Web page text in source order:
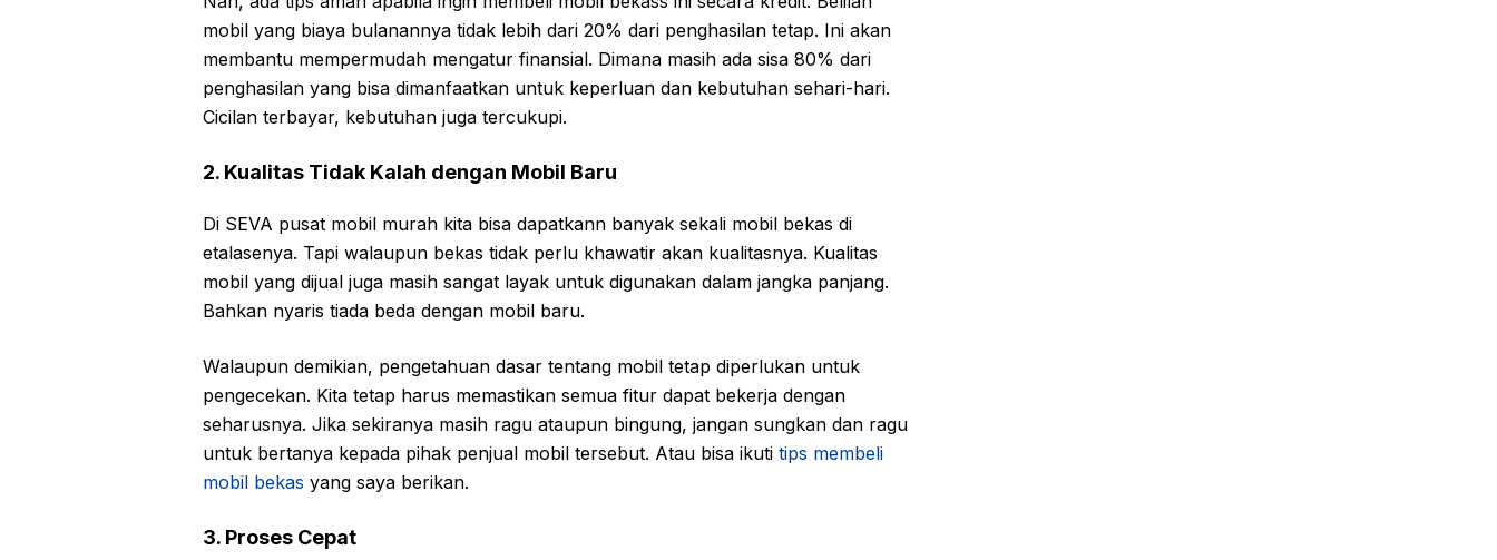
mobil yang biaya bulanannya tidak lebih dari 20% dari penghasilan tetap. Ini akan
membantu mempermudah mengatur finansial. Dimana masih ada sisa 80% dari
penghasilan yang bisa dimanfaatkan untuk keperluan dan kebutuhan sehari-hari.
Cicilan terbayar, kebutuhan juga tercukupi.
2. Kualitas Tidak Kalah dengan Mobil Baru
Di SEVA pusat mobil murah kita bisa dapatkann banyak sekali mobil bekas di
etalasenya. Tapi walaupun bekas tidak perlu khawatir akan kualitasnya. Kualitas
mobil yang dijual juga masih sangat layak untuk digunakan dalam jangka panjang.
Bahkan nyaris tiada beda dengan mobil baru.
Walaupun demikian, pengetahuan dasar tentang mobil tetap diperlukan untuk
pengecekan. Kita tetap harus memastikan semua fitur dapat bekerja dengan
seharusnya. Jika sekiranya masih ragu ataupun bingung, jangan sungkan dan ragu
untuk bertanya kepada pihak penjual mobil tersebut. Atau bisa ikuti tips membeli
mobil bekas yang saya berikan.
3. Proses Cepat